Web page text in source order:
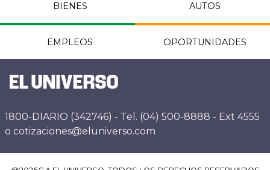
BIENES AUTOS
EMPLEOS OPORTUNIDADES
1800-DIARIO (342746) - Tel. (04) 500-8888 - Ext 4555
o cotizaciones@eluniverso.com